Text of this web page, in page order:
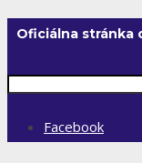
Oficiálna stránka
Facebook